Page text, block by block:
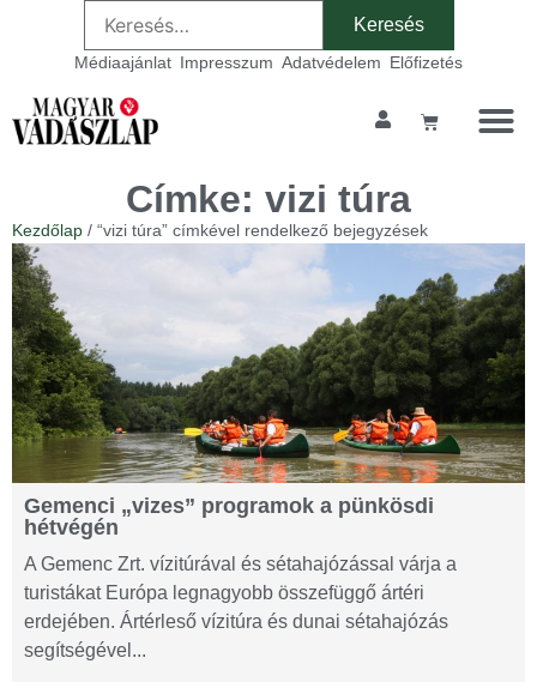
Médiaajánlat Impresszum Adatvédelem Előfizetés
Címke: vizi túra
Kezdőlap / “vizi túra” címkével rendelkező bejegyzések
Gemenci „vizes” programok a pünkösdi
hétvégén
A Gemenc Zrt. vízitúrával és sétahajózással várja a
turistákat Európa legnagyobb összefüggő ártéri
erdejében. Ártérleső vízitúra és dunai sétahajózás
segítségével...